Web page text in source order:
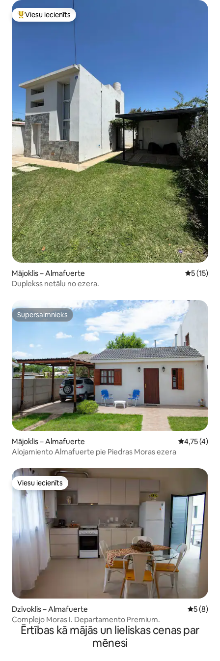
Populārs viesu iecienīts mājoklis
Viesu iecienīts
Mājoklis – Almafuerte Vidējais
5 (15)
Duplekss netālu no ezera.
Supersaimnieks
Supersaimnieks
Mājoklis – Almafuerte Vidējais
4,75 (4)
Alojamiento Almafuerte pie Piedras Moras ezera
Viesu iecienīts
Viesu iecienīts
Dzīvoklis – Almafuerte Vidējais
5 (8)
Complejo Moras I. Departamento Premium.
Ērtības kā mājās un lieliskas cenas par
mēnesi